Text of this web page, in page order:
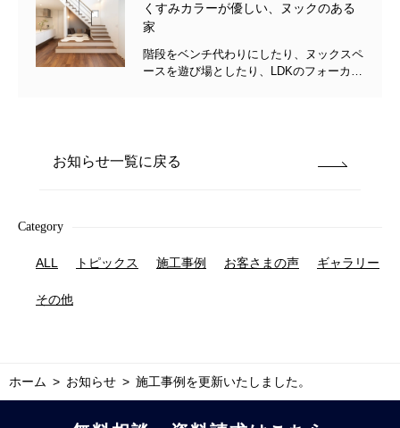
くすみカラーが優しい、ヌックのある
家
階段をベンチ代わりにしたり、ヌックスペ
ースを遊び場としたり、LDKのフォーカル
をやさしく照らす框からの間接照明などの
お知らせ一覧に戻る
Category
ALL トピックス 施工事例 お客さまの声 ギャラリー
その他
ホーム お知らせ 施工事例を更新いたしました。